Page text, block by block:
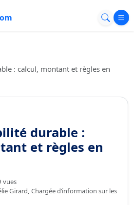
: calcul, montant et règles en
durable :
et règles en
vues
Girard, Chargée d’information sur les